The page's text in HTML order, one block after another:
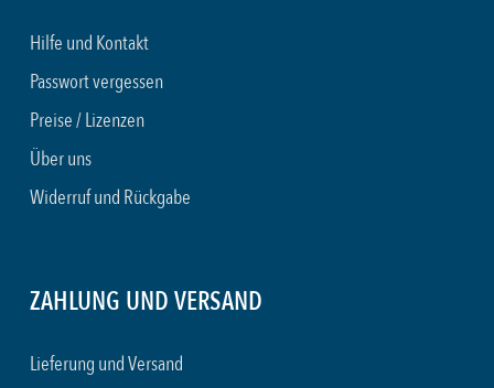
Hilfe und Kontakt
Passwort vergessen
Preise / Lizenzen
Über uns
Widerruf und Rückgabe
ZAHLUNG UND VERSAND
Lieferung und Versand